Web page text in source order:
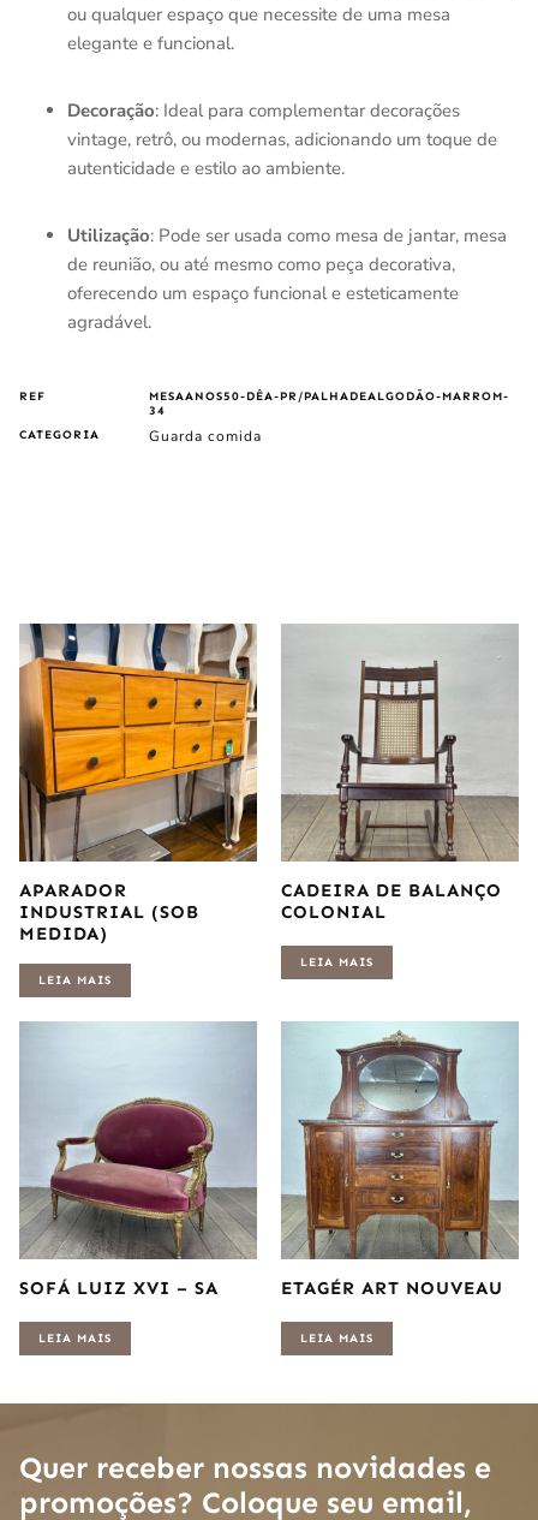
ou qualquer espaço que necessite de uma mesa
elegante e funcional.
Decoração: Ideal para complementar decorações
vintage, retrô, ou modernas, adicionando um toque de
autenticidade e estilo ao ambiente.
Utilização: Pode ser usada como mesa de jantar, mesa
de reunião, ou até mesmo como peça decorativa,
oferecendo um espaço funcional e esteticamente
agradável.
REF
MESAANOS50-DÊA-PR/PALHADEALGODÃO-MARROM-
34
CATEGORIA
Guarda comida
APARADOR
INDUSTRIAL (SOB
MEDIDA)
LEIA MAIS
CADEIRA DE BALANÇO
COLONIAL
LEIA MAIS
SOFÁ LUIZ XVI – SA
LEIA MAIS
ETAGÉR ART NOUVEAU
LEIA MAIS
Quer receber nossas novidades e
promoções? Coloque seu email,